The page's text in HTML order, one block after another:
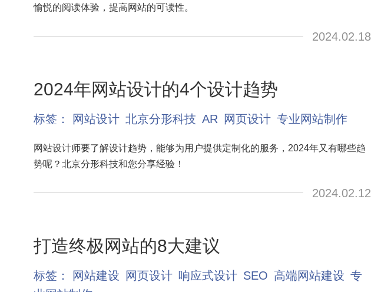
愉悦的阅读体验，提高网站的可读性。
2024.02.18
2024年网站设计的4个设计趋势
标签： 网站设计 北京分形科技 AR 网页设计 专业网站制作
网站设计师要了解设计趋势，能够为用户提供定制化的服务，2024年又有哪些趋
势呢？北京分形科技和您分享经验！
2024.02.12
打造终极网站的8大建议
标签： 网站建设 网页设计 响应式设计 SEO 高端网站建设 专